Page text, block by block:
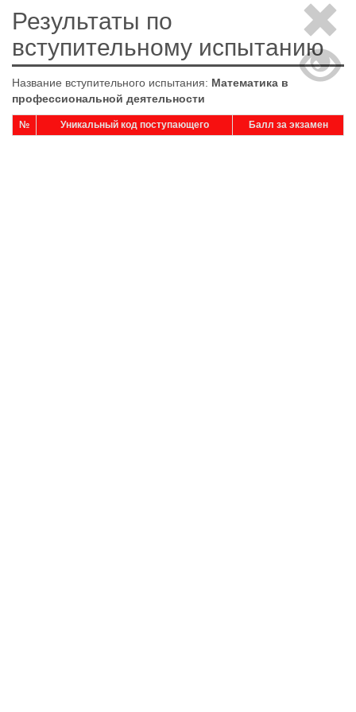
Результаты по
вступительному испытанию
Название вступительного испытания: Математика в
профессиональной деятельности
№ Уникальный код поступающего Балл за экзамен